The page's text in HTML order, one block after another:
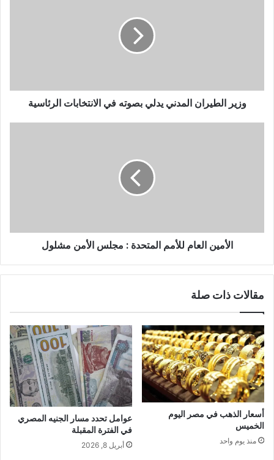
وزير الطيران المدني يدلي بصوته في الانتخابات الرئاسية
الأمين العام للأمم المتحدة : مجلس الأمن مشلول
مقالات ذات صلة
أسعار الذهب في مصر اليوم
الخميس
منذ يوم واحد
عوامل تحدد مسار الجنيه المصري
في الفترة المقبلة
أبريل 8, 2026